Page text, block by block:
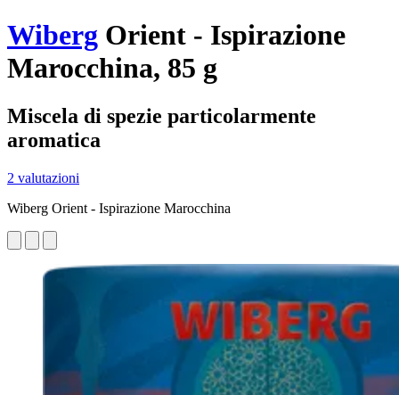
Wiberg Orient - Ispirazione
Marocchina, 85 g
Miscela di spezie particolarmente
aromatica
2 valutazioni
Wiberg Orient - Ispirazione Marocchina